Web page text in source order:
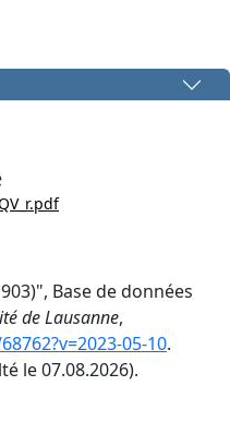
Base de données
de Lausanne,
05-10.
le 07.08.2026).